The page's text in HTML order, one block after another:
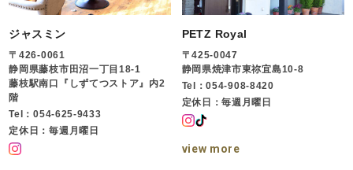
ジャスミン
〒426-0061
静岡県藤枝市田沼一丁目18-1
藤枝駅南口『しずてつストア』内2
階
Tel：054-625-9433
定休日：毎週月曜日
PETZ Royal
〒425-0047
静岡県焼津市東祢宜島10-8
Tel：054-908-8420
定休日：毎週月曜日
view more